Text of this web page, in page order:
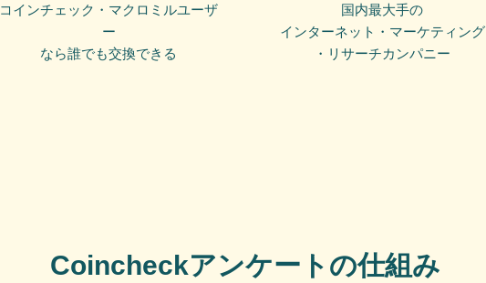
コインチェック・マクロミルユーザ
ー
なら誰でも交換できる
国内最大手の
インターネット・マーケティング
・リサーチカンパニー
Coincheckアンケートの仕組み